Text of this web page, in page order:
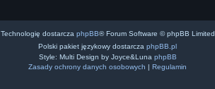
Technologię dostarcza phpBB® Forum Software © phpBB Limited
Polski pakiet językowy dostarcza phpBB.pl
Style: Multi Design by Joyce&Luna phpBB
Zasady ochrony danych osobowych | Regulamin